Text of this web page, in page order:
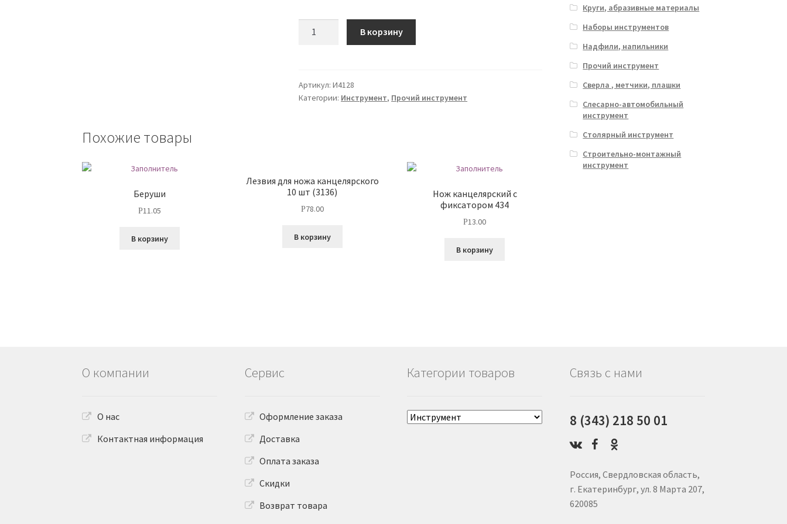
В корзину
Артикул:И4128
Категории: Инструмент, Прочий инструмент
Похожие товары
Беруши
Р11.05
В корзину
Лезвия для ножа канцелярского
10 шт (3136)
Р78.00
В корзину
Нож канцелярский с
фиксатором 434
Р13.00
В корзину
Круги, абразивные материалы
Наборы инструментов
Надфили, напильники
Прочий инструмент
Сверла , метчики, плашки
Слесарно-автомобильный
инструмент
Столярный инструмент
Строительно-монтажный
инструмент
О компании
О нас
Контактная информация
Сервис
Оформление заказа
Доставка
Оплата заказа
Скидки
Возврат товара
Категории товаров Связь с нами
8 (343) 218 50 01
Россия, Свердловская область,
г. Екатеринбург, ул. 8 Марта 207,
620085